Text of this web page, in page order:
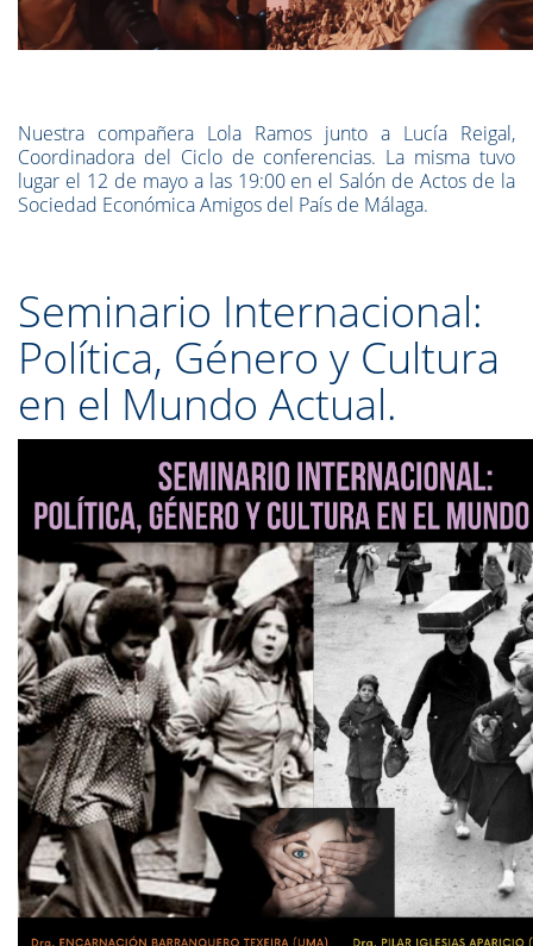
Nuestra compañera Lola Ramos junto a Lucía Reigal,
Coordinadora del Ciclo de conferencias. La misma tuvo
lugar el 12 de mayo a las 19:00 en el Salón de Actos de la
Sociedad Económica Amigos del País de Málaga.
Seminario Internacional:
Política, Género y Cultura
en el Mundo Actual.